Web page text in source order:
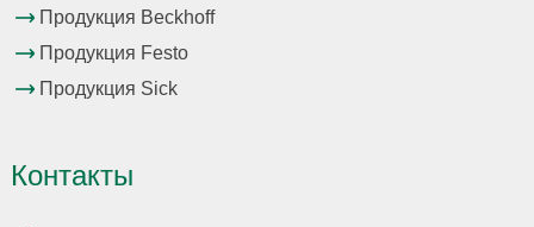
Продукция Beckhoff
Продукция Festo
Продукция Sick
Контакты